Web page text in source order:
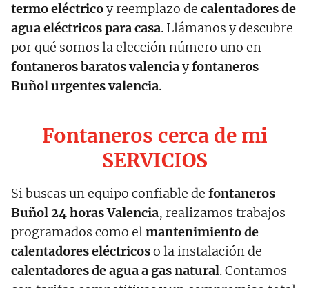
termo eléctricoy reemplazo de calentadores de
agua eléctricos para casa. Llámanos y descubre
por qué somos la elección número uno en
fontaneros baratos valenciayfontaneros
Buñolurgentes valencia.
Fontaneros cerca de mi
SERVICIOS
Si buscas un equipo confiable de fontaneros
Buñol24 horas Valencia, realizamos trabajos
programados como elmantenimiento de
calentadores eléctricoso la instalación de
calentadores de agua a gas natural. Contamos